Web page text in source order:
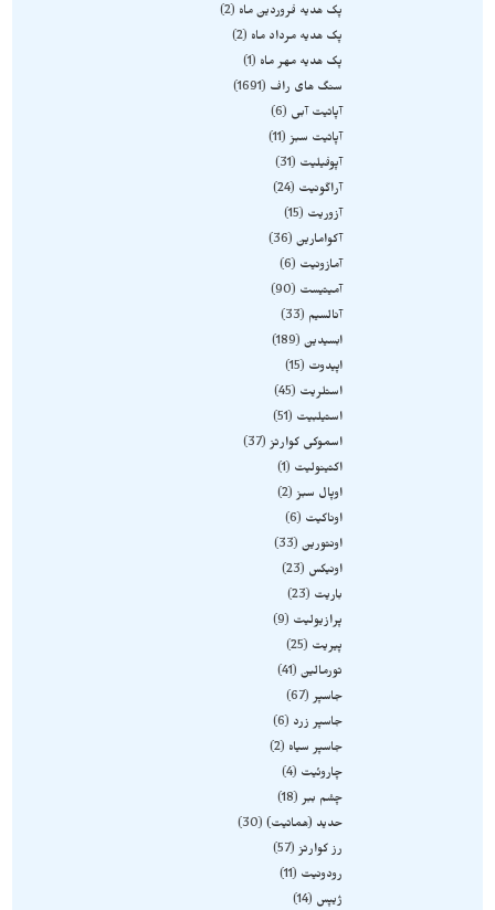
پک هدیه فروردین ماه
2
پک هدیه مرداد ماه
2
پک هدیه مهر ماه
1
سنگ های راف
1691
آپاتیت آبی
6
آپاتیت سبز
11
آپوفیلیت
31
آراگونیت
24
آزوریت
15
آکوامارین 36
آمازونیت
6
آمیتیست
90
آنالسیم
33
ابسیدین 189
اپیدوت
15
استلریت
45
استیلبیت
51
اسموکی کوارتز
37
اکتینولیت
1
اوپال سبز
2
اوناکیت
6
اونتورین 33
اونیکس
23
باریت
23
پرازیولیت
9
پیریت
25
تورمالین 41
جاسپر
67
جاسپر زرد
6
جاسپر سیاه
2
چاروئیت
4
چشم ببر
18
حدید (هماتیت) 30
رز کوارتز
57
رودونیت
11
ژیپس
14